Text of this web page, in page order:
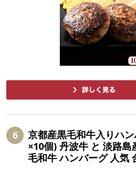
6
京都産黒毛和牛入りハ
×10個) 丹波牛 と 淡路島
毛和牛 ハンバーグ 人気